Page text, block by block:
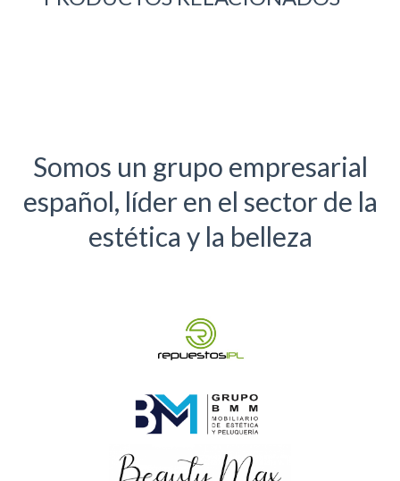
Somos un grupo empresarial
español, líder en el sector de la
estética y la belleza